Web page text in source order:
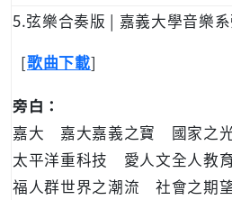
5.弦樂合奏版 | 嘉義大學音樂
[歌曲下載]
旁白：
嘉大 嘉大嘉義之寶 國家之光
太平洋重科技 愛人文全人
福人群世界之潮流 社會之